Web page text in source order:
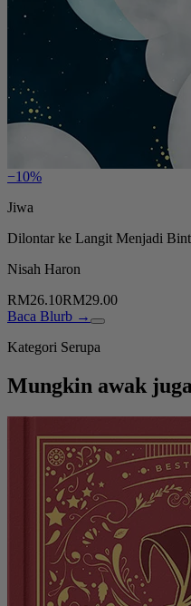
−10%
Jiwa
Dilontar ke Langit Menjadi
Nisah Haron
RM26.10RM29.00
Baca Blurb →
Kategori Serupa
Mungkin awak